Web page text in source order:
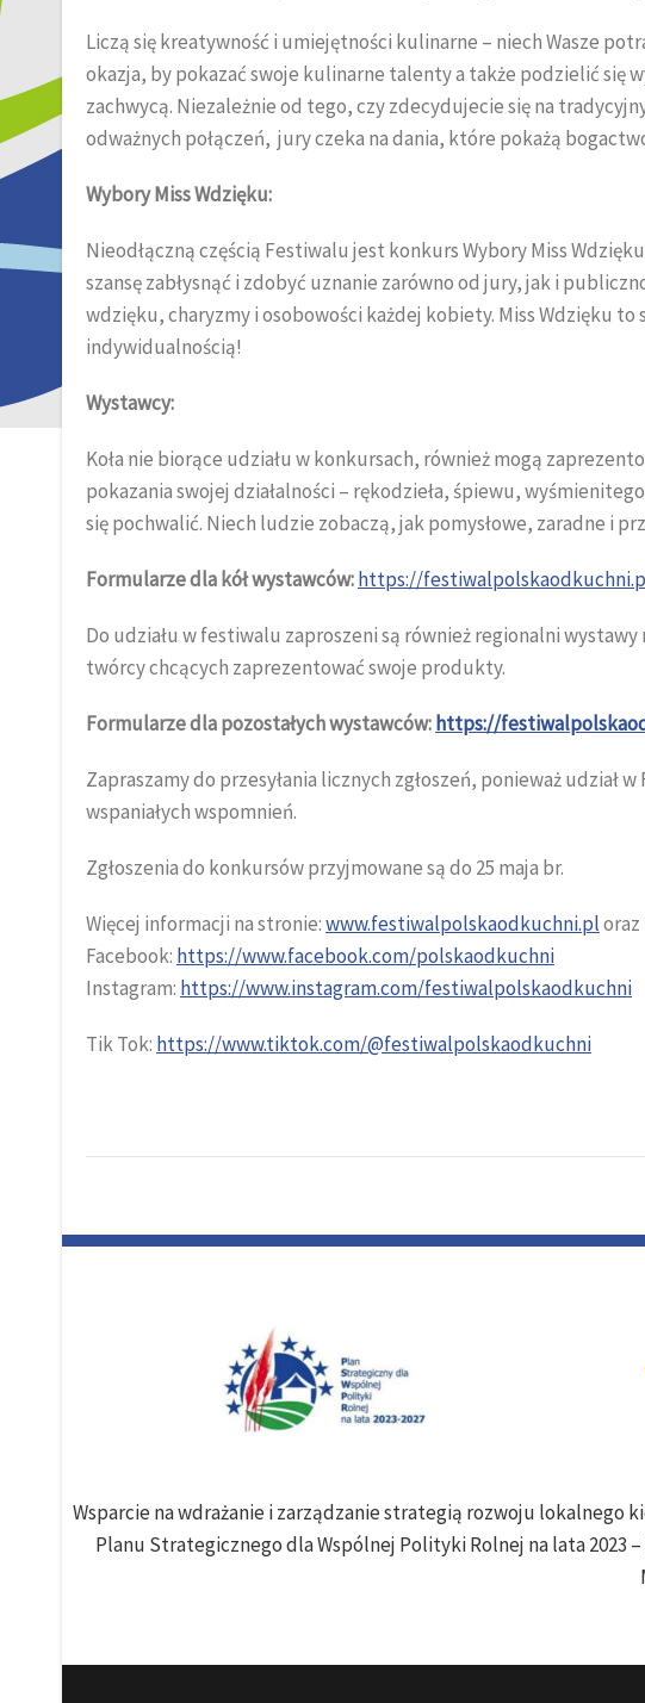
Liczą się kreatywność i umiejętności kulinarne – niech Wasze
okazja, by pokazać swoje kulinarne talenty a także podzielić
zachwycą. Niezależnie od tego, czy zdecydujecie się na
odważnych połączeń, jury czeka na dania, które pokażą
Wybory Miss Wdzięku:
Nieodłączną częścią Festiwalu jest konkurs Wybory Miss
szansę zabłysnąć i zdobyć uznanie zarówno od jury, jak i
wdzięku, charyzmy i osobowości każdej kobiety. Miss Wdzięku
indywidualnością!
Wystawcy:
Koła nie biorące udziału w konkursach, również mogą
pokazania swojej działalności – rękodzieła, śpiewu,
się pochwalić. Niech ludzie zobaczą, jak pomysłowe, zaradne i
Formularze dla kół wystawców:https://
Do udziału w festiwalu zaproszeni są również regionalni
twórcy chcących zaprezentować swoje produkty.
Formularze dla pozostałych wystawców:https://
Zapraszamy do przesyłania licznych zgłoszeń, ponieważ
wspaniałych wspomnień.
Zgłoszenia do konkursów przyjmowane są do 25 maja br.
Więcej informacji na stronie:www.festiwalpolskaodkuchni.ploraz
Facebook: https://www.facebook.com/polskaodkuchni
Instagram: https://www.instagram.com/festiwalpolskaodkuchni
Tik Tok: https://www.tiktok.com/@festiwalpolskaodkuchni
Wsparcie na wdrażanie i zarządzanie strategią rozwoju lokalnego
Planu Strategicznego dla Wspólnej Polityki Rolnej na lata 2023